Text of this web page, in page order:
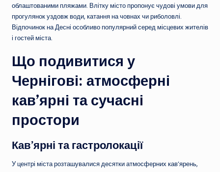
облаштованими пляжами. Влітку місто пропонує чудові умови для
прогулянок уздовж води, катання на човнах чи риболовлі.
Відпочинок на Десні особливо популярний серед місцевих жителів
і гостей міста.
Що подивитися у
Чернігові: атмосферні
кав’ярні та сучасні
простори
Кав’ярні та гастролокації
У центрі міста розташувалися десятки атмосферних кав’ярень,